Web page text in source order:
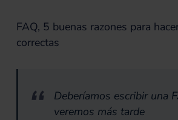
FAQ, 5 buenas razones para
correctas
Deberíamos escribir una
veremos más tarde